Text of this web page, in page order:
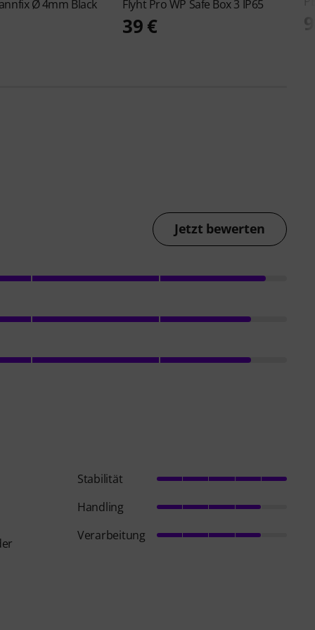
Ø 4mm Black
Flyht ProWP Safe Box 3 IP65
39 €
Jetzt bewerten
Stabilität
Handling
Verarbeitung